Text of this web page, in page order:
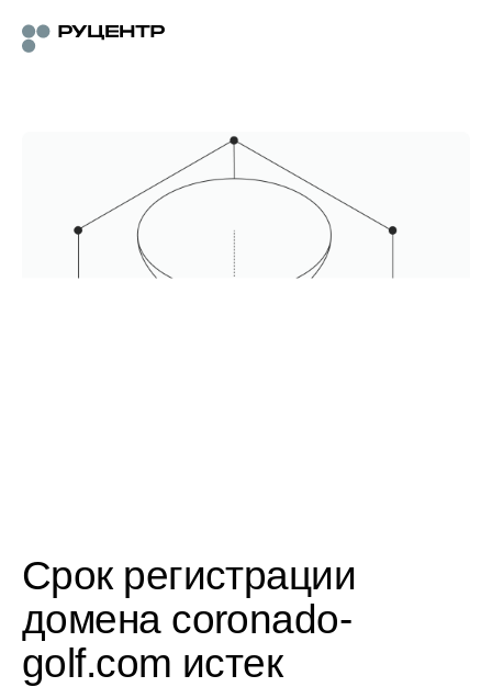
Срок регистрации
домена coronado-
golf.com истек